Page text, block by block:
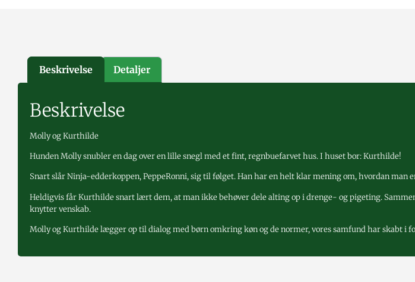
Beskrivelse Detaljer
Beskrivelse
Molly og Kurthilde
Hunden Molly snubler en dag over en lille snegl med et fint, regnbuefarvet hus. I huset bor: Kurthilde!
Snart slår Ninja-edderkoppen, PeppeRonni, sig til følget. Han har en helt klar mening om, hvordan man
Heldigvis får Kurthilde snart lært dem, at man ikke behøver dele alting op i drenge- og pigeting.
knytter venskab.
Molly og Kurthilde lægger op til dialog med børn omkring køn og de normer, vores samfund har skabt i